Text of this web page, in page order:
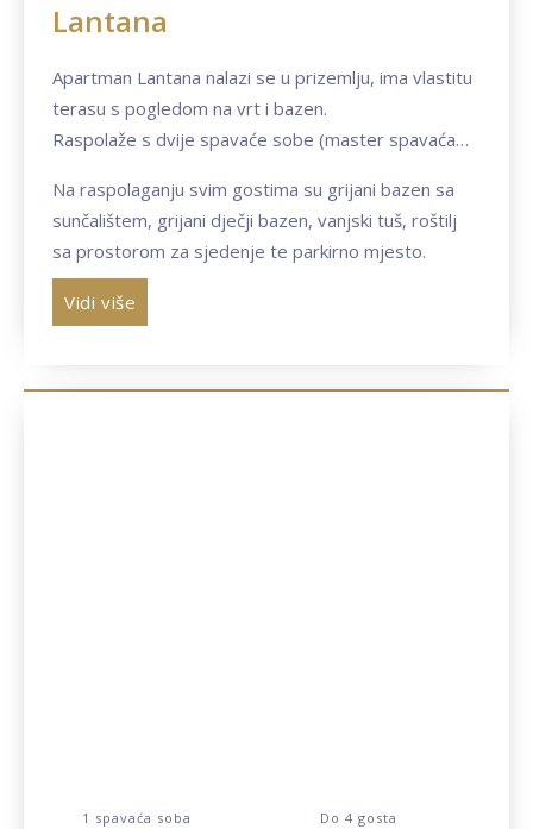
Lantana
Apartman Lantana nalazi se u prizemlju, ima vlastitu
terasu s pogledom na vrt i bazen.
Raspolaže s dvije spavaće sobe (master spavaća
spavaća ima dva odvojena kreveta) i kaučom na
razvlačenje te može primiti 4-6 osoba.
Apartman ima 2 kupaonice, klimatizirani dnevni
boravak s blagovaonicom, WiFi, sat-tv.
Kuhinja ima električni štednjak, frižider sa odjeljkom
kuhalo za vodu, toster.
Na raspolaganju svim gostima su grijani bazen sa
sunčalištem, grijani dječji bazen, vanjski tuš, roštilj
sa prostorom za sjedenje te parkirno mjesto.
Vidi više
1 spavaća soba Do 4 gosta